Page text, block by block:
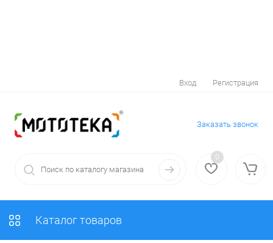
Вход Регистрация
Заказать звонок
0
Каталог товаров